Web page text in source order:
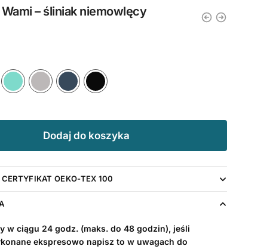
– śliniak niemowlęcy
Ciemny Różowy
Błękitny MiętowySzary
Dodaj do koszyka
OEKO-TEX 100
w ciągu 24 godz. (maks. do 48 godzin), jeśli
ekspresowo napisz to w uwagach do